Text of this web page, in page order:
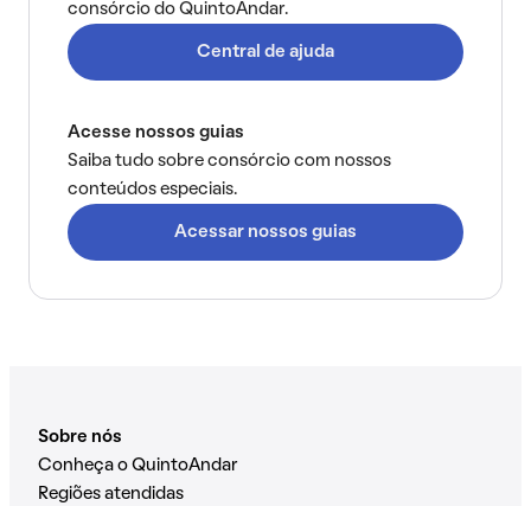
consórcio do QuintoAndar.
Central de ajuda
Acesse nossos guias
Saiba tudo sobre consórcio com nossos
conteúdos especiais.
Acessar nossos guias
Sobre nós
Conheça o QuintoAndar
Regiões atendidas